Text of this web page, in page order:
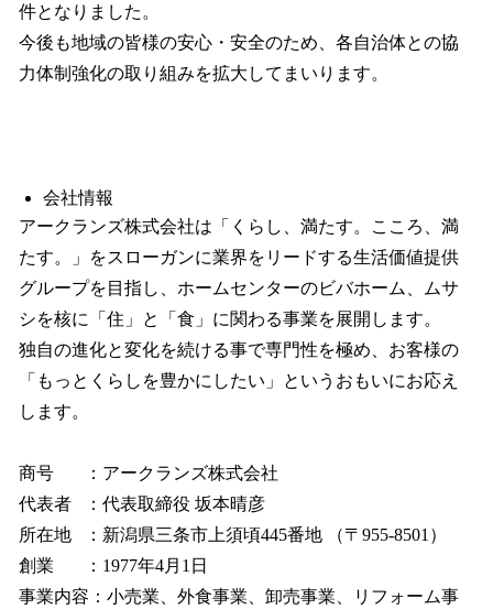
件となりました。
今後も地域の皆様の安心・安全のため、各自治体との協
力体制強化の取り組みを拡大してまいります。
会社情報
アークランズ株式会社は「くらし、満たす。こころ、満
たす。」をスローガンに業界をリードする生活価値提供
グループを目指し、ホームセンターのビバホーム、ムサ
シを核に「住」と「食」に関わる事業を展開します。
独自の進化と変化を続ける事で専門性を極め、お客様の
「もっとくらしを豊かにしたい」というおもいにお応え
します。
商号 ：アークランズ株式会社
代表者 ：代表取締役 坂本晴彦
所在地 ：新潟県三条市上須頃445番地 （〒955-8501）
創業 ：1977年4月1日
事業内容：小売業、外食事業、卸売事業、リフォーム事